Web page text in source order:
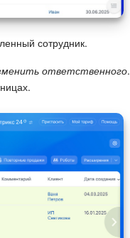
сотрудник.
ответственного.